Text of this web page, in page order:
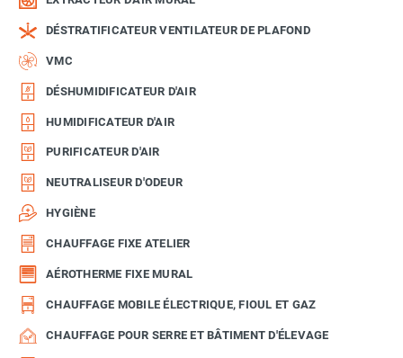
DÉSTRATIFICATEUR VENTILATEUR DE PLAFOND
VMC
DÉSHUMIDIFICATEUR D'AIR
HUMIDIFICATEUR D'AIR
PURIFICATEUR D'AIR
NEUTRALISEUR D'ODEUR
HYGIÈNE
CHAUFFAGE FIXE ATELIER
AÉROTHERME FIXE MURAL
CHAUFFAGE MOBILE ÉLECTRIQUE, FIOUL ET GAZ
CHAUFFAGE POUR SERRE ET BÂTIMENT D'ÉLEVAGE